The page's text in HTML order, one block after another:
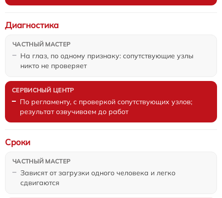
На глаз, по одному признаку: сопутствующие узлы
никто не проверяет
Диагностика
По регламенту, с проверкой сопутствующих узлов;
результат озвучиваем до работ
Зависят от загрузки одного человека и легко
сдвигаются
Сроки